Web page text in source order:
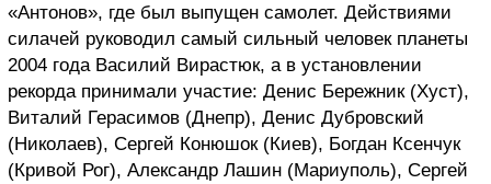
«Антонов», где был выпущен самолет. Действиями
силачей руководил самый сильный человек планеты
2004 года Василий Вирастюк, а в установлении
рекорда принимали участие: Денис Бережник (Хуст),
Виталий Герасимов (Днепр), Денис Дубровский
(Николаев), Сергей Конюшок (Киев), Богдан Ксенчук
(Кривой Рог), Александр Лашин (Мариуполь), Сергей